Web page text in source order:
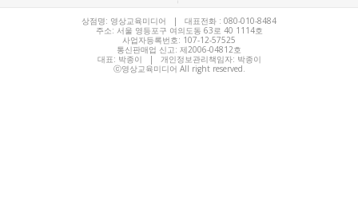
상점명: 영상교육미디어 | 대표전화 : 080-010-8484
주소: 서울 영등포구 여의도동 63로 40 1114호
사업자등록번호: 107-12-57525
통신판매업 신고: 제2006-04812호
대표: 박종이 | 개인정보관리책임자: 박종이
ⓒ영상교육미디어 All right reserved.